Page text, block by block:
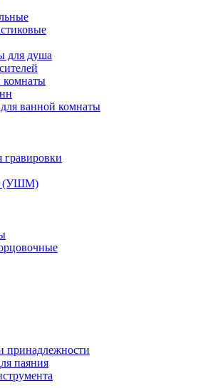
для душа
комнаты
ванной комнаты
гравировки
(УШМ)
принадлежности
паяния